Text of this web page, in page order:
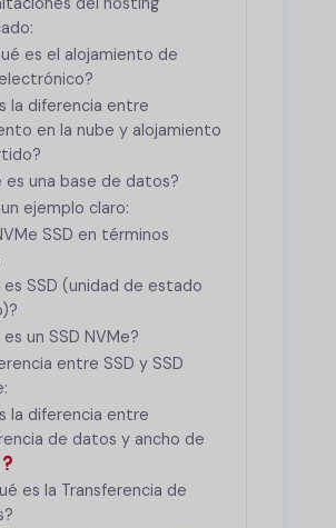
es el alojamiento de
la diferencia entre
en la nube y alojamiento
es una base de datos?
ejemplo claro:
SSD en términos
es SSD (unidad de estado
un SSD NVMe?
entre SSD y SSD
la diferencia entre
de datos y ancho de
es la Transferencia de